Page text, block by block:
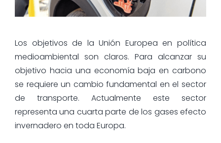
Los objetivos de la Unión Europea en política
medioambiental son claros. Para alcanzar su
objetivo hacia una economía baja en carbono
se requiere un cambio fundamental en el sector
de transporte. Actualmente este sector
representa una cuarta parte de los gases efecto
invernadero en toda Europa.